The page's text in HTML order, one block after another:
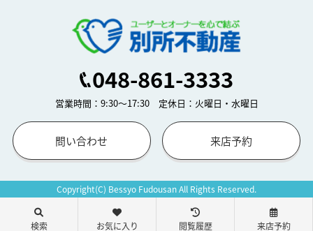
048-861-3333
営業時間：9:30～17:30 定休日：火曜日・水曜日
問い合わせ 来店予約
Copyright(C) Bessyo Fudousan All Rights Reserved.
検索 お気に入り 閲覧履歴 来店予約